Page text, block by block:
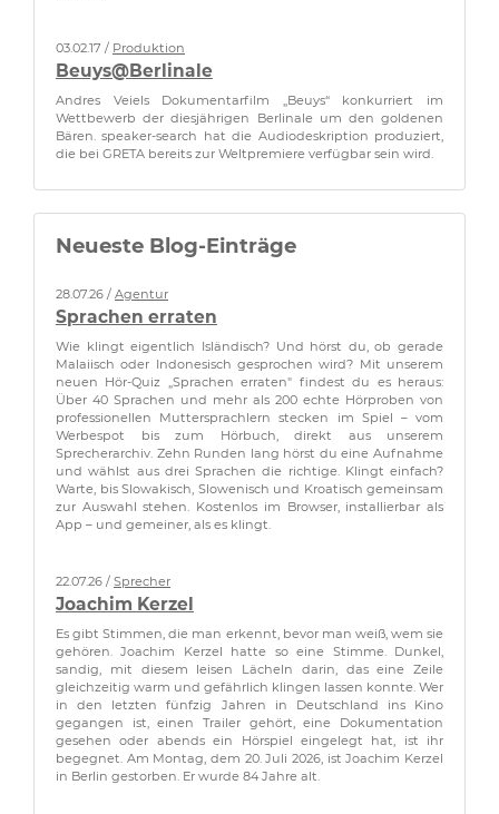
03.02.17 / Produktion
Beuys@Berlinale
Andres Veiels Dokumentarfilm „Beuys“ konkurriert im
Wettbewerb der diesjährigen Berlinale um den goldenen
Bären. speaker-search hat die Audiodeskription produziert,
die bei GRETA bereits zur Weltpremiere verfügbar sein wird.
Neueste Blog-Einträge
28.07.26 / Agentur
Sprachen erraten
Wie klingt eigentlich Isländisch? Und hörst du, ob gerade
Malaiisch oder Indonesisch gesprochen wird? Mit unserem
neuen Hör-Quiz „Sprachen erraten" findest du es heraus:
Über 40 Sprachen und mehr als 200 echte Hörproben von
professionellen Muttersprachlern stecken im Spiel – vom
Werbespot bis zum Hörbuch, direkt aus unserem
Sprecherarchiv. Zehn Runden lang hörst du eine Aufnahme
und wählst aus drei Sprachen die richtige. Klingt einfach?
Warte, bis Slowakisch, Slowenisch und Kroatisch gemeinsam
zur Auswahl stehen. Kostenlos im Browser, installierbar als
App – und gemeiner, als es klingt.
22.07.26 / Sprecher
Joachim Kerzel
Es gibt Stimmen, die man erkennt, bevor man weiß, wem sie
gehören. Joachim Kerzel hatte so eine Stimme. Dunkel,
sandig, mit diesem leisen Lächeln darin, das eine Zeile
gleichzeitig warm und gefährlich klingen lassen konnte. Wer
in den letzten fünfzig Jahren in Deutschland ins Kino
gegangen ist, einen Trailer gehört, eine Dokumentation
gesehen oder abends ein Hörspiel eingelegt hat, ist ihr
begegnet. Am Montag, dem 20. Juli 2026, ist Joachim Kerzel
in Berlin gestorben. Er wurde 84 Jahre alt.